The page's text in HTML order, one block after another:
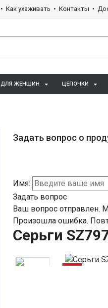
Как ухаживать Контакты
ДЛЯ ЖЕНЩИН ЦЕПОЧКИ
Задать вопрос о
Имя:
Задать вопрос
Ваш вопрос отправлен.
Произошла ошибка.
Серьги
-5%